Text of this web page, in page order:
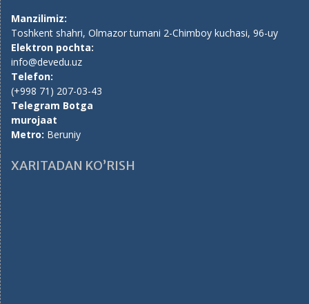
Manzilimiz:
Toshkent shahri, Olmazor tumani 2-Chimboy kuchasi, 96-uy
Elektron pochta:
info@devedu.uz
Telefon:
(+998 71) 207-03-43
Telegram Botga
murojaat
Metro: Beruniy
XARITADAN KO’RISH